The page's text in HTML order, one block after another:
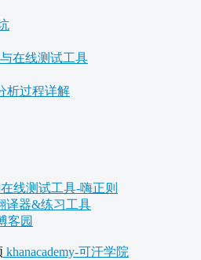
在线测试工具
析过程详解
线测试工具-嗨正则
译器&练习工具
客园
khanacademy-可汗学院